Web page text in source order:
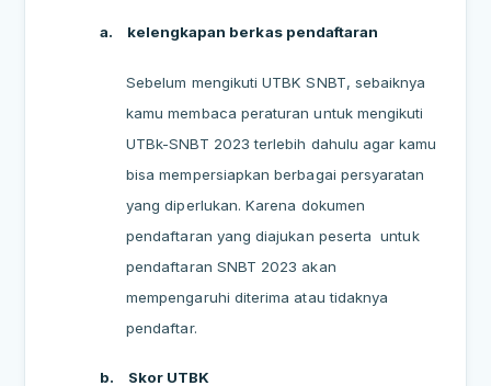
a. kelengkapan berkas pendaftaran
Sebelum mengikuti UTBK SNBT, sebaiknya
kamu membaca peraturan untuk mengikuti
UTBk-SNBT 2023 terlebih dahulu agar kamu
bisa mempersiapkan berbagai persyaratan
yang diperlukan. Karena dokumen
pendaftaran yang diajukan peserta untuk
pendaftaran SNBT 2023 akan
mempengaruhi diterima atau tidaknya
pendaftar.
b. Skor UTBK